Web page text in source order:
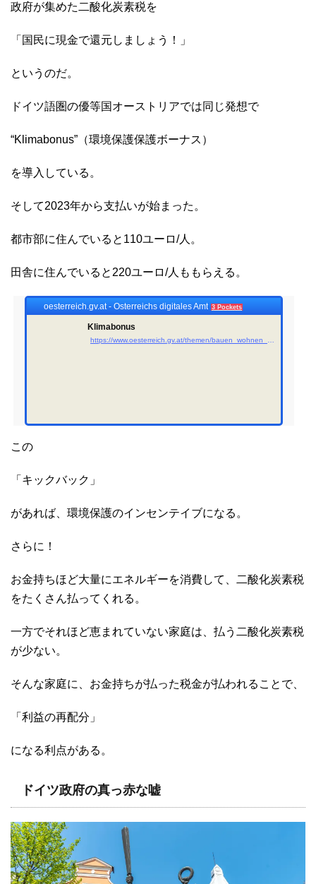
政府が集めた二酸化炭素税を
「国民に現金で還元しましょう！」
というのだ。
ドイツ語圏の優等国オーストリアでは同じ発想で
“Klimabonus”（環境保護保護ボーナス）
を導入している。
そして2023年から支払いが始まった。
都市部に住んでいると110ユーロ/人。
田舎に住んでいると220ユーロ/人ももらえる。
oesterreich.gv.at - Österreichs digitales Amt 3 Pockets
Klimabonus
この
「キックバック」
があれば、環境保護のインセンテイブになる。
さらに！
お金持ちほど大量にエネルギーを消費して、二酸化炭素税
をたくさん払ってくれる。
一方でそれほど恵まれていない家庭は、払う二酸化炭素税
が少ない。
そんな家庭に、お金持ちが払った税金が払われることで、
「利益の再配分」
になる利点がある。
ドイツ政府の真っ赤な嘘